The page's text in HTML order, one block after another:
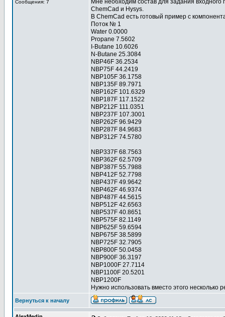
Сообщения: 7
Мне необходим состав для задания
ChemCad и Hysys.
В ChemCad есть готовый пример с
Поток № 1
Water 0.0000
Propane 7.5602
I-Butane 10.6026
N-Butane 25.3084
NBP46F 36.2534
NBP75F 44.2419
NBP105F 36.1758
NBP135F 89.7971
NBP162F 101.6329
NBP187F 117.1522
NBP212F 111.0351
NBP237F 107.3001
NBP262F 96.9429
NBP287F 84.9683
NBP312F 74.5780
NBP337F 68.7563
NBP362F 62.5709
NBP387F 55.7988
NBP412F 52.7798
NBP437F 49.9642
NBP462F 46.9374
NBP487F 44.5615
NBP512F 42.6563
NBP537F 40.8651
NBP575F 82.1149
NBP625F 59.6594
NBP675F 38.5899
NBP725F 32.7905
NBP800F 50.0458
NBP900F 36.3197
NBP1000F 27.7114
NBP1100F 20.5201
NBP1200F
Нужно использовать вместо этого несколько
Вернуться к началу